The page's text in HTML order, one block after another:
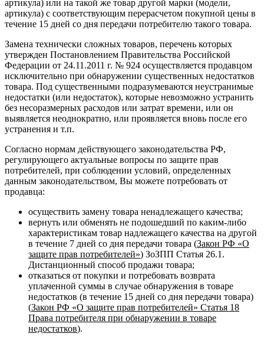
артикула) или на такой же товар другой марки (модели,
артикула) с соответствующим перерасчетом покупной цены в
течение 15 дней со дня передачи потребителю такого товара.
Замена технически сложных товаров, перечень которых
утвержден Постановлением Правительства Российской
Федерации от 24.11.2011 г. № 924 осуществляется продавцом
исключительно при обнаружении существенных недостатков
товара. Под существенными подразумеваются неустранимые
недостатки (или недостаток), которые невозможно устранить
без несоразмерных расходов или затрат времени, или он
выявляется неоднократно, или проявляется вновь после его
устранения и т.п.
Согласно нормам действующего законодательства РФ,
регулирующего актуальные вопросы по защите прав
потребителей, при соблюдении условий, определенных
данным законодательством, Вы можете потребовать от
продавца:
осуществить замену товара ненадлежащего качества;
вернуть или обменять не подошедший по каким-либо
характеристикам товар надлежащего качества на другой
в течение 7 дней со дня передачи товара (Закон РФ «О
защите прав потребителей») ЗоЗПП Статья 26.1.
Дистанционный способ продажи товара;
отказаться от покупки и потребовать возврата
уплаченной суммы в случае обнаружения в товаре
недостатков (в течение 15 дней со дня передачи товара)
(Закон РФ «О защите прав потребителей» Статья 18
Права потребителя при обнаружении в товаре
недостатков).